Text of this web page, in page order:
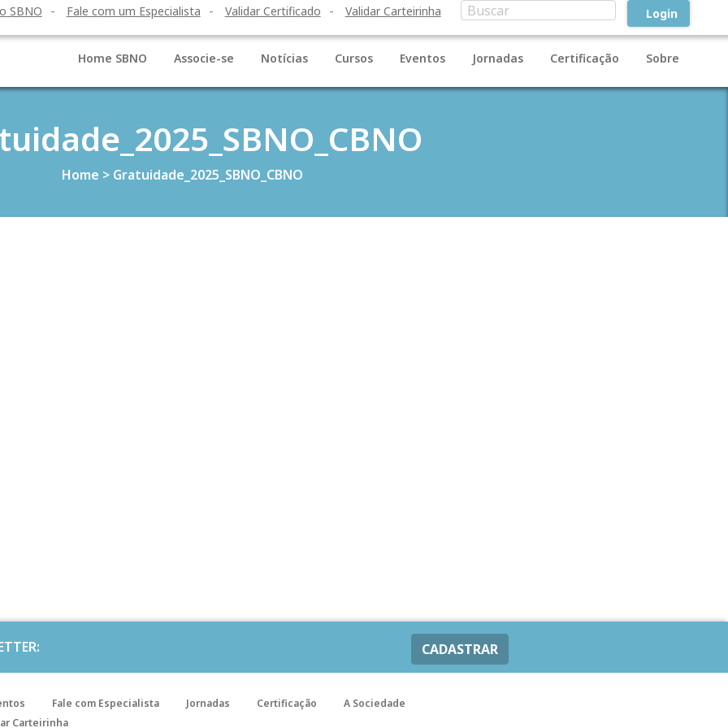
SBNO Fale com um Especialista Validar Certificado Validar Carteirinha Login
Home SBNO Associe-se Notícias Cursos Eventos Jornadas Certificação Sobre
Home > Gratuidade_2025_SBNO_CBNO
CADASTRAR
Fale com Especialista Jornadas Certificação
A Sociedade
Carteirinha